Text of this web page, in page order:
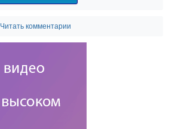
Читать комментарии